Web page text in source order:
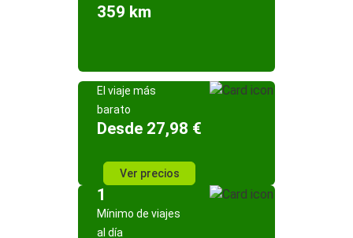
359 km
El viaje más
barato
Desde 27,98 €
Ver precios
1
Mínimo de viajes
al día